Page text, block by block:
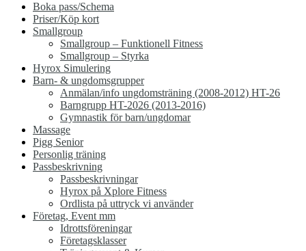
Boka pass/Schema
Priser/Köp kort
Smallgroup
Smallgroup – Funktionell Fitness
Smallgroup – Styrka
Hyrox Simulering
Barn- & ungdomsgrupper
Anmälan/info ungdomsträning (2008-2012) HT-26
Barngrupp HT-2026 (2013-2016)
Gymnastik för barn/ungdomar
Massage
Pigg Senior
Personlig träning
Passbeskrivning
Passbeskrivningar
Hyrox på Xplore Fitness
Ordlista på uttryck vi använder
Företag, Event mm
Idrottsföreningar
Företagsklasser